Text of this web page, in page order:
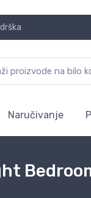
Naručivanje